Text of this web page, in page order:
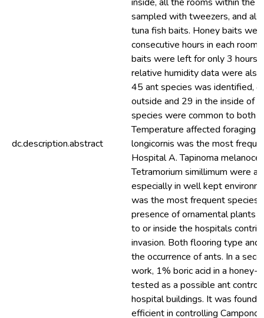
dc.description.abstract
sampled with tweezers, and
tuna fish baits. Honey baits
consecutive hours in each
baits were left for only 3 hours.
relative humidity data were
45 ant species was identified,
outside and 29 in the inside of
species were common to both
Temperature affected foraging
longicornis was the most
Hospital A. Tapinoma
Tetramorium simillimum were
especially in well kept
was the most frequent species
presence of ornamental plants
to or inside the hospitals
invasion. Both flooring type
the occurrence of ants. In a
work, 1% boric acid in a
tested as a possible ant control
hospital buildings. It was found
efficient in controlling